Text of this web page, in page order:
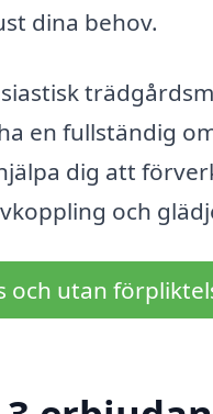
dina behov.
en fullständig
dig att
och
och utan